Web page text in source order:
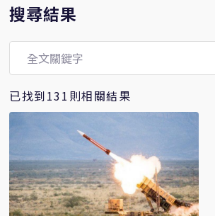
搜尋結果
已找到131則相關結果